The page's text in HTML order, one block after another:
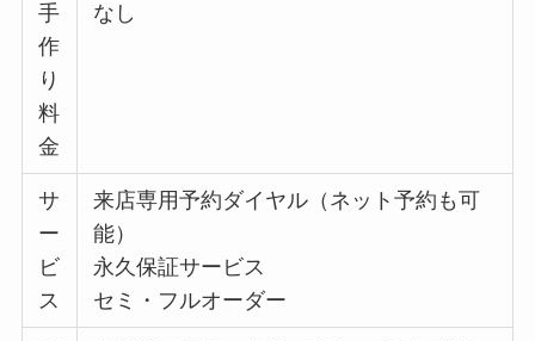
手
作
り
料
金
なし
サ
ー
ビ
ス
来店専用予約ダイヤル（ネット予約も可
能）
永久保証サービス
セミ・フルオーダー